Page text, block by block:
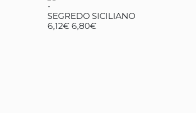
-
SEGREDO SICILIANO
6,12€ 6,80€